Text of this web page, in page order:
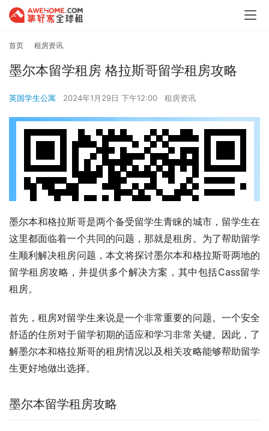
首页 租房资讯
墨尔本留学租房 格拉斯哥留学租房攻略
英国学生公寓 2024年1月29日 下午12:00 租房资讯
墨尔本和格拉斯哥是两个备受留学生青睐的城市，留学生在
这里都面临着一个共同的问题，那就是租房。为了帮助留学
生顺利解决租房问题，本文将探讨墨尔本和格拉斯哥两地的
留学租房攻略，并提供多个解决方案，其中包括Cass留学
租房。
首先，租房对留学生来说是一个非常重要的问题。一个安全
舒适的住所对于留学初期的适应和学习非常关键。因此，了
解墨尔本和格拉斯哥的租房情况以及相关攻略能够帮助留学
生更好地做出选择。
墨尔本留学租房攻略